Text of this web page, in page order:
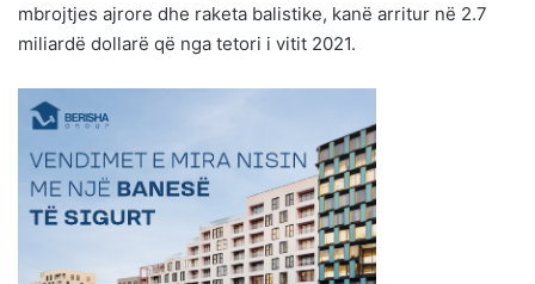
mbrojtjes ajrore dhe raketa balistike, kanë arritur në 2.7
miliardë dollarë që nga tetori i vitit 2021.